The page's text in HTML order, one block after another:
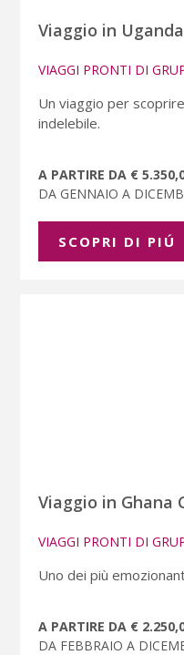
Viaggio in
VIAGGI PRONTI DI
Un viaggio per
indelebile.
A PARTIRE DA €
DA GENNAIO A
SCOPRI DI PIÚ
Viaggio in Ghana
VIAGGI PRONTI DI
Uno dei più
A PARTIRE DA €
DA FEBBRAIO A